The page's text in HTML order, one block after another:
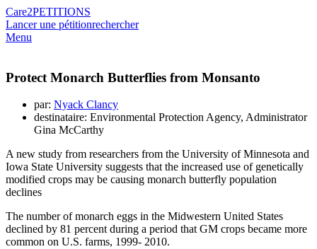
Care2PETITIONS
Lancer une pétitionrechercher
Menu
Protect Monarch Butterflies from Monsanto
par: Nyack Clancy
destinataire: Environmental Protection Agency, Administrator
Gina McCarthy
A new study from researchers from the University of Minnesota and
Iowa State University suggests that the increased use of genetically
modified crops may be causing monarch butterfly population
declines
The number of monarch eggs in the Midwestern United States
declined by 81 percent during a period that GM crops became more
common on U.S. farms, 1999- 2010.